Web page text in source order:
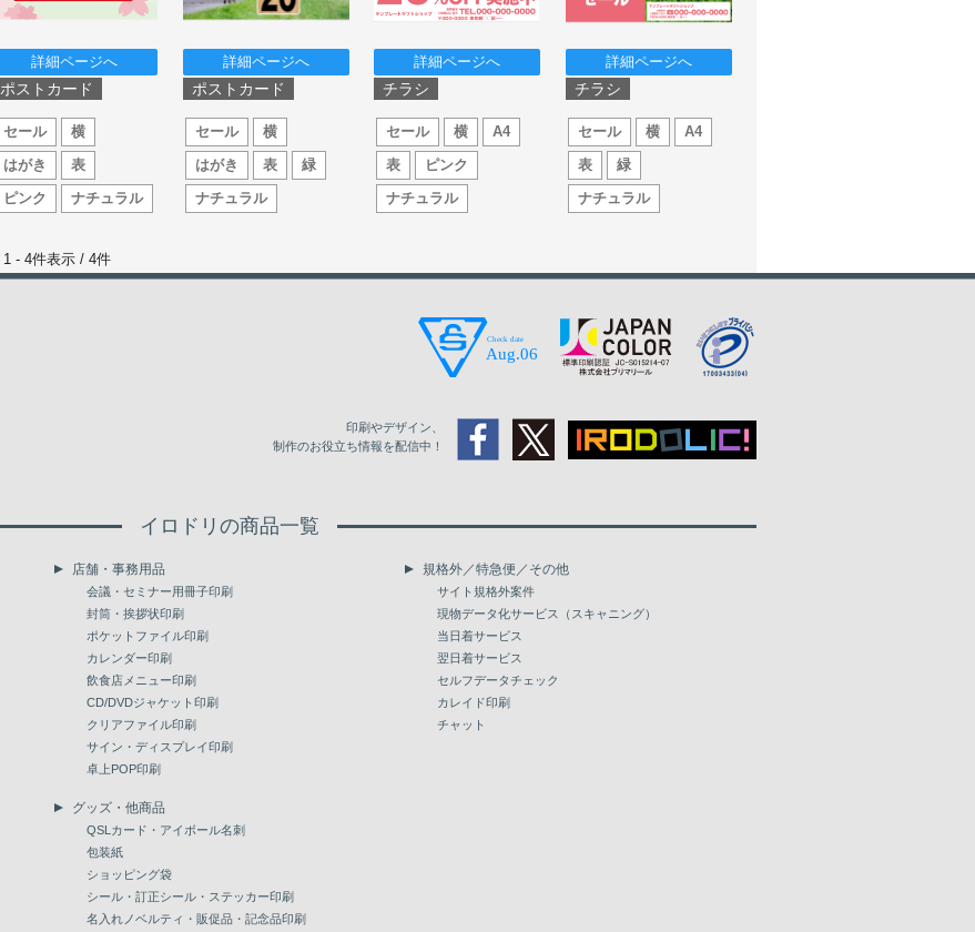
詳細ページへ
ポストカード
セール
横
はがき
表
ピンク
ナチュラル
詳細ページへ
ポストカード
セール
横
はがき
表
緑
ナチュラル
詳細ページへ
チラシ
セール 横
A4
表
ピンク
ナチュラル
詳細ページへ
チラシ
セール 横
A4
表
緑
ナチュラル
1 - 4件表示 / 4件
印刷やデザイン、
制作のお役立ち情報を配信中！
イロドリの商品一覧
店舗・事務用品
会議・セミナー用冊子印刷
封筒・挨拶状印刷
ポケットファイル印刷
カレンダー印刷
飲食店メニュー印刷
CD/DVDジャケット印刷
クリアファイル印刷
サイン・ディスプレイ印刷
卓上POP印刷
グッズ・他商品
QSLカード・アイボール名刺
包装紙
ショッピング袋
シール・訂正シール・ステッカー印刷
名入れノベルティ・販促品・記念品印刷
規格外／特急便／その他
サイト規格外案件
現物データ化サービス（スキャニング）
当日着サービス
翌日着サービス
セルフデータチェック
カレイド印刷
チャット